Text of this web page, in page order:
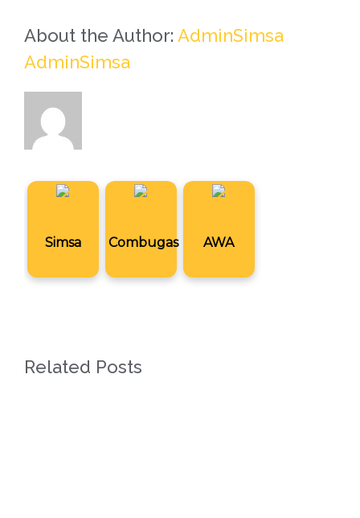
About the Author: AdminSimsa
AdminSimsa
Simsa Combugas AWA
Related Posts